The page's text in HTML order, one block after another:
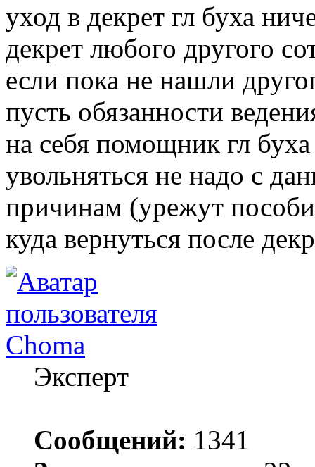
уход в декрет гл буха
декрет любого другого
если пока не нашли
пусть обязанности
на себя помощник гл
увольняться не надо с
причинам (урежут
куда вернуться после
Choma
Эксперт
Сообщений: 1341